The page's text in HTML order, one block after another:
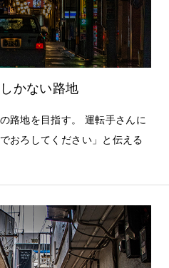
かない路地
路地を目指す。 運転手さんに
おろしてください」と伝える